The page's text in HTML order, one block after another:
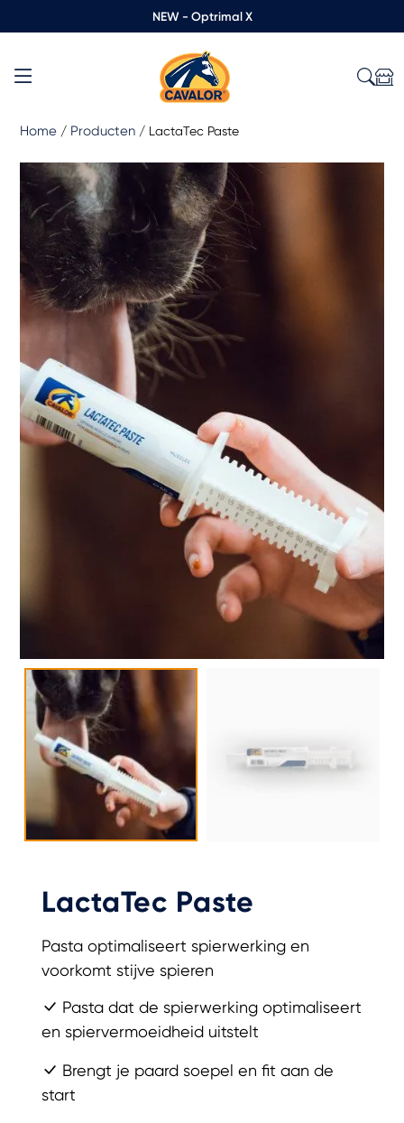
NEW - Optrimal X
Home / Producten / LactaTec Paste
LactaTec Paste
Pasta optimaliseert spierwerking en
voorkomt stijve spieren
Pasta dat de spierwerking optimaliseert
en spiervermoeidheid uitstelt
Brengt je paard soepel en fit aan de
start